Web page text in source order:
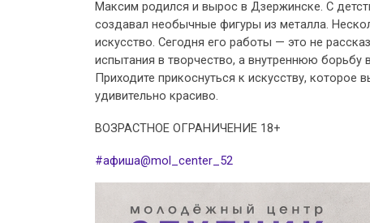
Максим родился и вырос в Дзержинске. С
создавал необычные фигуры из металла.
искусство. Сегодня его работы — это не
испытания в творчество, а внутреннюю
Приходите прикоснуться к искусству,
удивительно красиво.
ВОЗРАСТНОЕ ОГРАНИЧЕНИЕ 18+
#афиша@mol_center_52